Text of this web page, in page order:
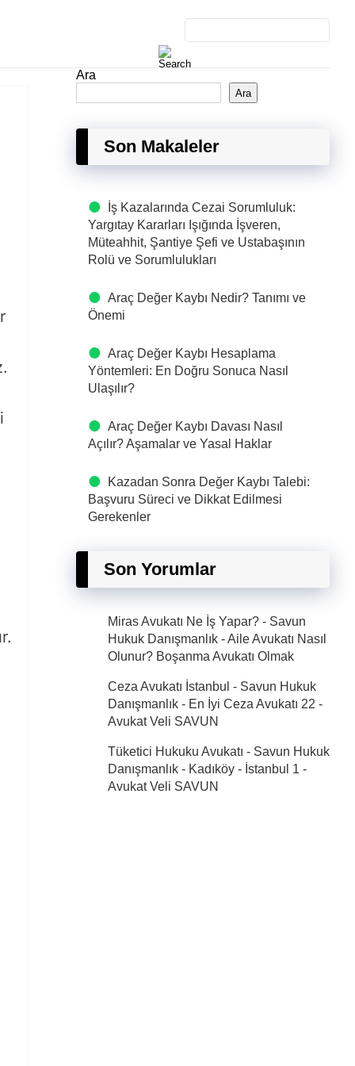
Ara
Ara
Son Makaleler
İş Kazalarında Cezai Sorumluluk:
Yargıtay Kararları Işığında İşveren,
Müteahhit, Şantiye Şefi ve Ustabaşının
Rolü ve Sorumlulukları
Araç Değer Kaybı Nedir? Tanımı ve
Önemi
Araç Değer Kaybı Hesaplama
Yöntemleri: En Doğru Sonuca Nasıl
Ulaşılır?
Araç Değer Kaybı Davası Nasıl
Açılır? Aşamalar ve Yasal Haklar
Kazadan Sonra Değer Kaybı Talebi:
Başvuru Süreci ve Dikkat Edilmesi
Gerekenler
Son Yorumlar
Miras Avukatı Ne İş Yapar? - Savun
Hukuk Danışmanlık -Aile Avukatı Nasıl
Olunur? Boşanma Avukatı Olmak
Ceza Avukatı İstanbul - Savun Hukuk
Danışmanlık - En İyi Ceza Avukatı 22 -
Avukat Veli SAVUN
Tüketici Hukuku Avukatı - Savun Hukuk
Danışmanlık - Kadıköy - İstanbul 1 -
Avukat Veli SAVUN